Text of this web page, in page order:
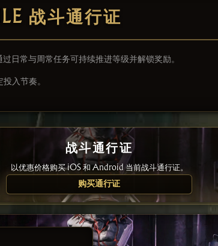
战斗通行证
日常与周常任务可持续推进等级并解锁奖励。
入节奏。
战斗通行证
以优惠价格购买 iOS 和 Android 当前战斗通行证。
购买通行证